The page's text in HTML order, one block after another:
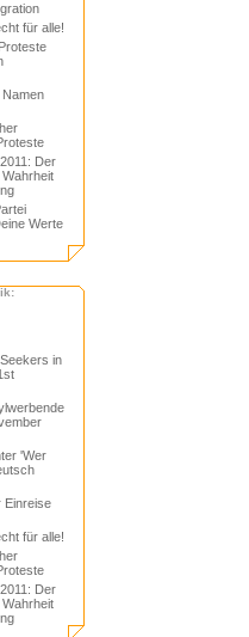
für alle!
Der
Werte
in
'Wer
Einreise
für alle!
Der